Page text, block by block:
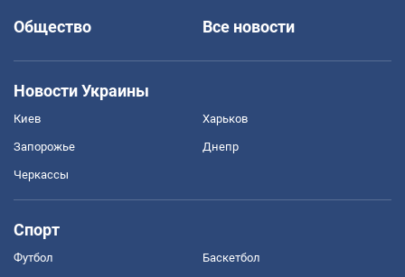
Общество
Все новости
Новости Украины
Киев Харьков
Запорожье Днепр
Черкассы
Спорт
Футбол Баскетбол